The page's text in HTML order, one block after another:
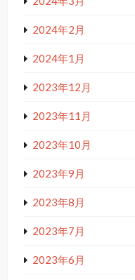
2024年2月
2024年1月
2023年12月
2023年11月
2023年10月
2023年9月
2023年8月
2023年7月
2023年6月